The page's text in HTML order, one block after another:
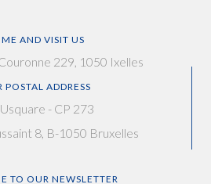
AND VISIT US
229, 1050 Ixelles
POSTAL ADDRESS
- CP 273
8, B-1050 Bruxelles
TO OUR NEWSLETTER